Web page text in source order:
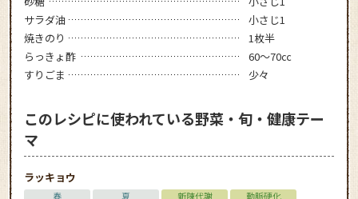
サラダ油
小さじ1
焼きのり
1枚半
らっきょ酢
60～70㏄
すりごま
少々
このレシピに使われている野菜・旬・健康テー
マ
ラッキョウ
春 夏 新陳代謝
動脈硬化